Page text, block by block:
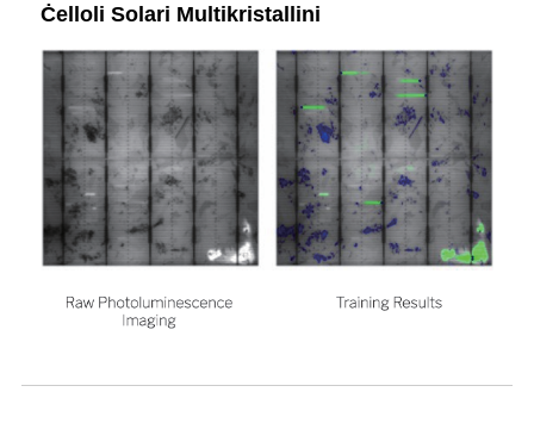
Ċelloli Solari Multikristallini